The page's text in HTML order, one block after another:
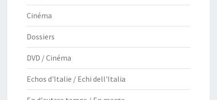
Cinéma
Dossiers
DVD / Cinéma
Echos d'Italie / Echi dell'Italia